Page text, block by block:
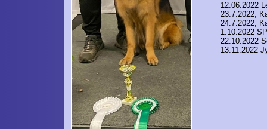
12.06.2022
23.7.2022,
24.7.2022,
1.10.2022
22.10.2022
13.11.2022